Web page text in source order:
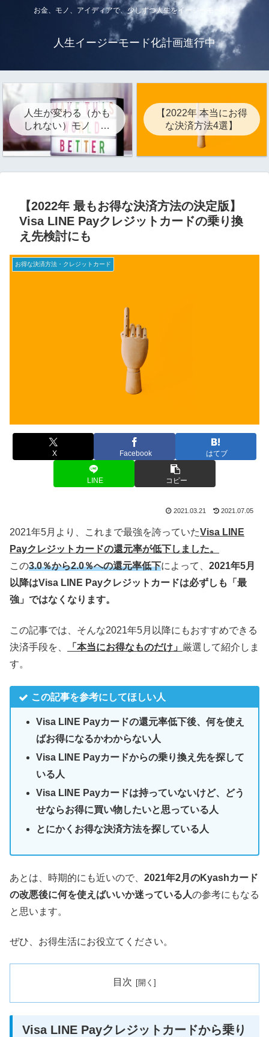
お金、モノ、アイディアで、少しずつ人生をイージーモードに
人生イージーモード化計画進行中
人生が変わる（かも
しれない）モノ 22
選
【2022年 本当にお得
な決済方法4選】
【2022年 最もお得な決済方法の決定版】
Visa LINE Payクレジットカードの乗り換
え先検討にも
お得な決済方法・クレジットカード
X Facebook はてブ
LINE コピー
2021.03.21 2021.07.05
2021年5月より、これまで最強を誇っていたVisa LINE
Payクレジットカードの還元率が低下しました。
この3.0％から2.0％への還元率低下によって、 2021年5月
以降はVisa LINE Payクレジットカードは必ずしも「最
強」ではなくなります。
この記事では、そんな2021年5月以降にもおすすめできる
決済手段を、
「本当にお得なものだけ」 厳選して紹介しま
す。
この記事を参考にしてほしい人
Visa LINE Payカードの還元率低下後、何を使え
ばお得になるかわからない人
Visa LINE Payカードからの乗り換え先を探して
いる人
Visa LINE Payカードは持っていないけど、どう
せならお得に買い物したいと思っている人
とにかくお得な決済方法を探している人
あとは、時期的にも近いので、 2021年2月のKyashカード
の改悪後に何を使えばいいか迷っている人の参考にもなる
と思います。
ぜひ、お得生活にお役立てください。
目次
Visa LINE Payクレジットカードから乗り